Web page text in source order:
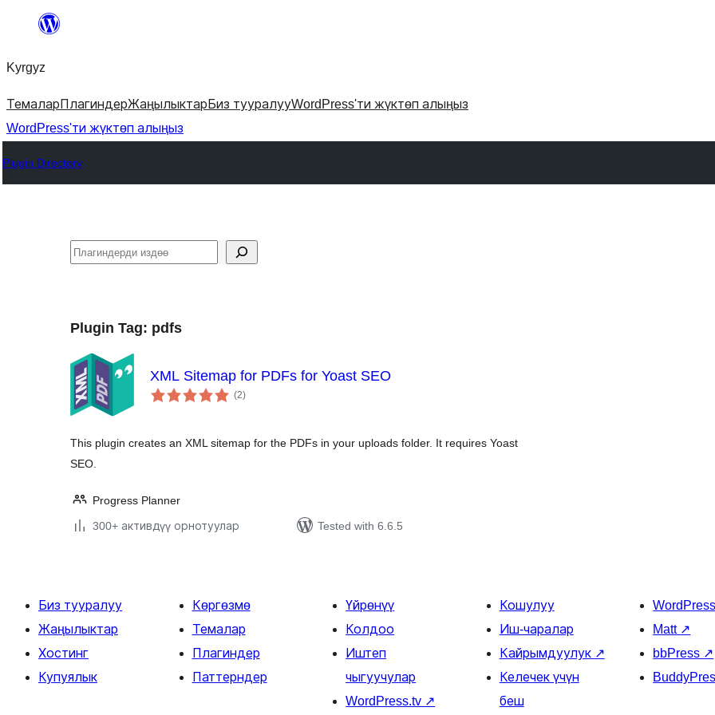
Мазмунга
Kyrgyz
Темалар ПлагиндерЖаңылыктар Биз тууралууWordPress'ти жүктөп алыңыз
WordPress'ти жүктөп алыңыз
Plugin Directory
Издөө
Plugin Tag: pdfs
XML Sitemap for PDFs for Yoast SEO
(2total
ratings
)
This plugin creates an XML sitemap for the PDFs in your uploads folder. It requires Yoast
SEO.
Progress Planner
300+ активдүү орнотуулар
Tested with 6.6.5
Биз тууралуу
Жаңылыктар
Хостинг
Купуялык
Көргөзмө
Темалар
Плагиндер
Паттерндер
Үйрөнүү
Колдоо
Иштеп
чыгуучулар
WordPress.tv ↗
Кошулуу
Иш-чаралар
Кайрымдуулук ↗
Келечек үчүн
беш
Matt ↗
bbPress ↗